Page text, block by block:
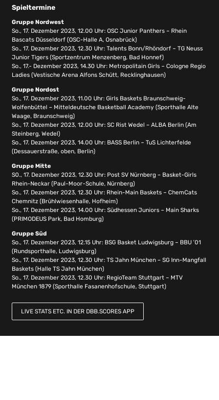
Spieltermine
Gruppe Nordwest
So., 17. Dezember 2023, 12.00 Uhr: OSC Junior Panthers – Rhein
Bascats Düsseldorf (OSC-Halle A, Osnabrück)
So., 17. Dezember 2023, 12.30 Uhr: Talents Bonn/Rhöndorf – TG Neuss
Junior Tigers (Sportzentrum Menzenberg, Bad Honnef)
So., 17.- Dezember 2023, 14.30 Uhr: Metropolitain Girls – Cologne Regio
Ladies (Vestische Arena Alfons Schütt, Recklinghausen)
Gruppe Nordost
So., 17. Dezember 2023, 11.00 Uhr: Girls Baskets Braunschweig-
Wolfenbüttel – Mitteldeutsche Basketball Academy (Sporthalle Alte
Waage, Braunschweig)
So., 17. Dezember 2023, 12.00 Uhr: SC Rist Wedel – ALBA Berlin (Am
Steinberg, Wedel)
So., 17. Dezember 2023, 14.00 Uhr: BASS Berlin – TuS Lichterfelde
(Dessauerstraße, oben, Berlin)
Gruppe Mitte
S0., 17. Dezember 2023, 12.30 Uhr: Post SV Nürnberg – Basket-Girls
Rhein-Neckar (Paul-Moor-Schule, Nürnberg)
So., 17. Dezember 2023, 12.30 Uhr: Rhein-Main Baskets – ChemCats
Chemnitz (Brühlwiesenhalle, Hofheim)
So., 17. Dezember 2023, 14.00 Uhr: Südhessen Juniors – Main Sharks
(PRIMODEUS Park, Bad Homburg)
Gruppe Süd
So., 17. Dezember 2023, 12.15 Uhr: BSG Basket Ludwigsburg – BBU ’01
(Rundsporthalle, Ludwigsburg)
So., 17. Dezember 2023, 12.30 Uhr: TS Jahn München – SG Inn-Mangfall
Baskets (Halle TS Jahn München)
So., 17. Dezember 2023, 12.30 Uhr: RegioTeam Stuttgart – MTV
München 1879 (Sporthalle Fasanenhofschule, Stuttgart)
LIVE STATS ETC. IN DER DBB.SCORES APP